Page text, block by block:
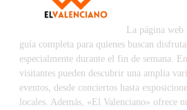
La página web
guía completa para quienes buscan
especialmente durante el fin de semana.
visitantes pueden descubrir una amplia
eventos, desde conciertos hasta
locales. Además, «El Valenciano» ofrece